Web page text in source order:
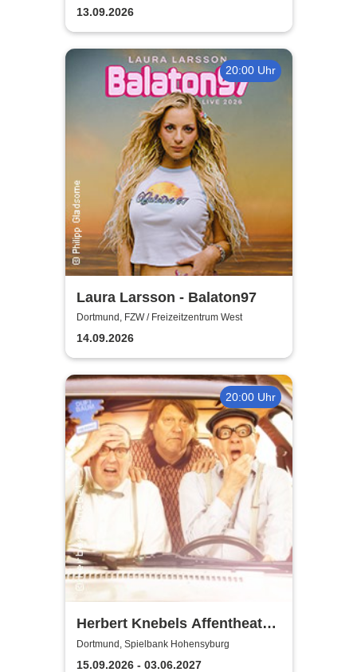
13.09.2026
20:00 Uhr
Laura Larsson - Balaton97
Dortmund, FZW / Freizeitzentrum West
14.09.2026
20:00 Uhr
Herbert Knebels Affentheater
- Voll Karacho!
Dortmund, Spielbank Hohensyburg
15.09.2026 - 03.06.2027